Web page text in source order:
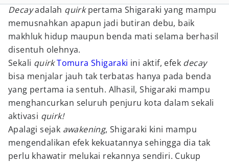
Decayadalah quirkpertama Shigaraki yang mampu
memusnahkan apapun jadi butiran debu, baik
makhluk hidup maupun benda mati selama berhasil
disentuh olehnya.
Sekali quirkTomura Shigaraki ini aktif, efek decay
bisa menjalar jauh tak terbatas hanya pada benda
yang pertama ia sentuh. Alhasil, Shigaraki mampu
menghancurkan seluruh penjuru kota dalam sekali
aktivasi quirk!
Apalagi sejak awakening, Shigaraki kini mampu
mengendalikan efek kekuatannya sehingga dia tak
perlu khawatir melukai rekannya sendiri. Cukup